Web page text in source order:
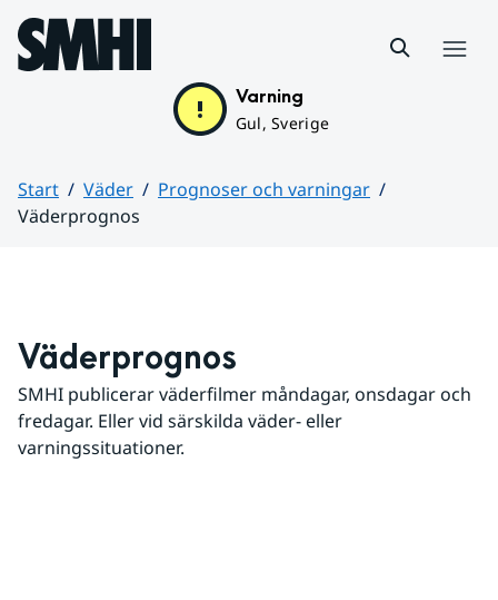
Hoppa till sidans innehåll
Varning
Gul, Sverige
Start Väder
Prognoser och varningar
Väderprognos
Väderprognos
SMHI publicerar väderfilmer måndagar, onsdagar och
fredagar. Eller vid särskilda väder- eller
varningssituationer.